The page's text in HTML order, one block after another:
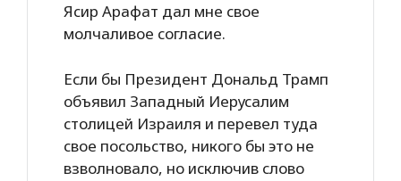
Ясир Арафат дал мне свое
молчаливое согласие.
Если бы Президент Дональд Трамп
объявил Западный Иерусалим
столицей Израиля и перевел туда
свое посольство, никого бы это не
взволновало, но исключив слово